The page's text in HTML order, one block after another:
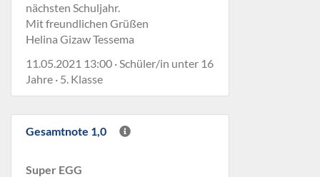
nächsten Schuljahr.
Mit freundlichen Grüßen
Helina Gizaw Tessema
11.05.2021 13:00 · Schüler/in unter 16
Jahre · 5. Klasse
Gesamtnote 1,0
Super EGG